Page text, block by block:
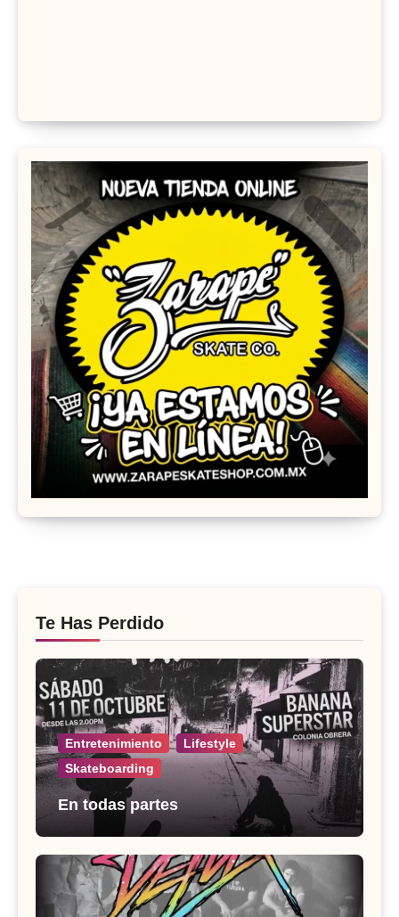
Te Has Perdido
Entretenimiento
Lifestyle
Skateboarding
En todas partes